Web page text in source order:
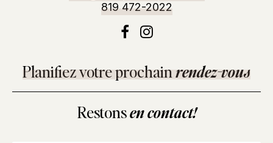
819 472-2022
Planifiez votre prochainrendez-vous
Restonsen contact!